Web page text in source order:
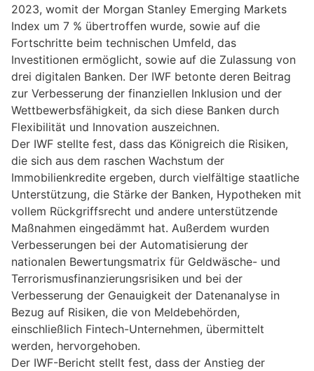
2023, womit der Morgan Stanley Emerging Markets
Index um 7 % übertroffen wurde, sowie auf die
Fortschritte beim technischen Umfeld, das
Investitionen ermöglicht, sowie auf die Zulassung von
drei digitalen Banken. Der IWF betonte deren Beitrag
zur Verbesserung der finanziellen Inklusion und der
Wettbewerbsfähigkeit, da sich diese Banken durch
Flexibilität und Innovation auszeichnen.
Der IWF stellte fest, dass das Königreich die Risiken,
die sich aus dem raschen Wachstum der
Immobilienkredite ergeben, durch vielfältige staatliche
Unterstützung, die Stärke der Banken, Hypotheken mit
vollem Rückgriffsrecht und andere unterstützende
Maßnahmen eingedämmt hat. Außerdem wurden
Verbesserungen bei der Automatisierung der
nationalen Bewertungsmatrix für Geldwäsche- und
Terrorismusfinanzierungsrisiken und bei der
Verbesserung der Genauigkeit der Datenanalyse in
Bezug auf Risiken, die von Meldebehörden,
einschließlich Fintech-Unternehmen, übermittelt
werden, hervorgehoben.
Der IWF-Bericht stellt fest, dass der Anstieg der